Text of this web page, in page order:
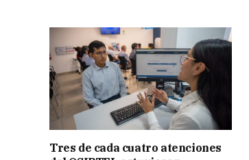
Tres de cada cuatro atenciones